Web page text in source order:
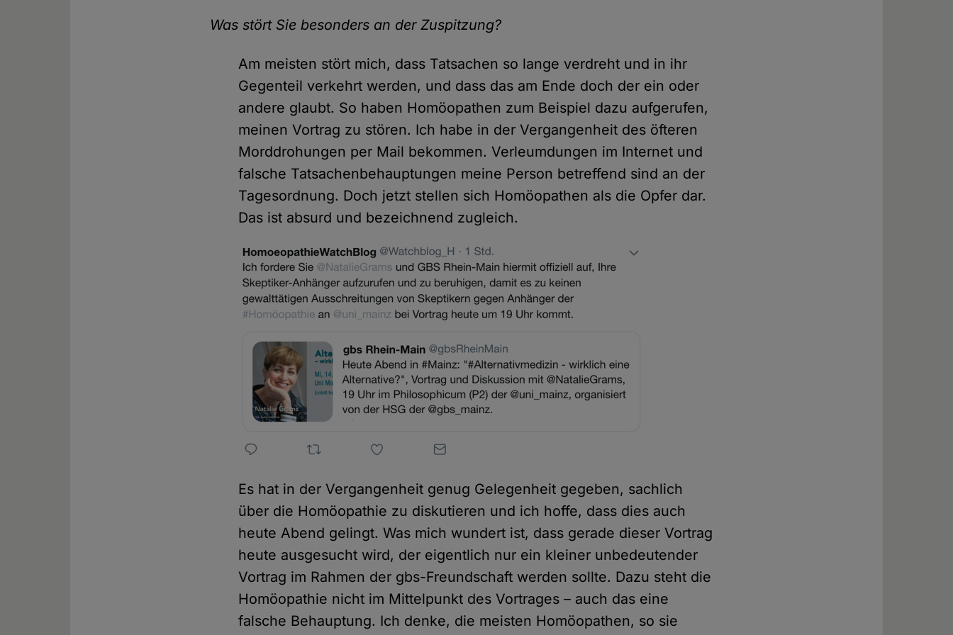
Was stört Sie besonders an der Zuspitzung?
Am meisten stört mich, dass Tatsachen so lange verdreht und in ihr
Gegenteil verkehrt werden, und dass das am Ende doch der ein oder
andere glaubt. So haben Homöopathen zum Beispiel dazu aufgerufen,
meinen Vortrag zu stören. Ich habe in der Vergangenheit des öfteren
Morddrohungen per Mail bekommen. Verleumdungen im Internet und
falsche Tatsachenbehauptungen meine Person betreffend sind an der
Tagesordnung. Doch jetzt stellen sich Homöopathen als die Opfer dar.
Das ist absurd und bezeichnend zugleich.
Es hat in der Vergangenheit genug Gelegenheit gegeben, sachlich
über die Homöopathie zu diskutieren und ich hoffe, dass dies auch
heute Abend gelingt. Was mich wundert ist, dass gerade dieser Vortrag
heute ausgesucht wird, der eigentlich nur ein kleiner unbedeutender
Vortrag im Rahmen der gbs-Freundschaft werden sollte. Dazu steht die
Homöopathie nicht im Mittelpunkt des Vortrages – auch das eine
falsche Behauptung. Ich denke, die meisten Homöopathen, so sie